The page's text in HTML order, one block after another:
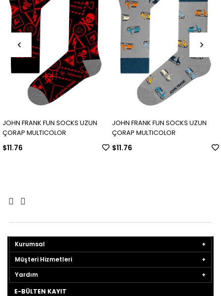
JOHN FRANK FUN SOCKS UZUN
ÇORAP MULTICOLOR
$11.76
JOHN FRANK FUN SOCKS UZUN
ÇORAP MULTICOLOR
$11.76
Kurumsal
Müşteri Hizmetleri
Yardım
E-BÜLTEN KAYIT